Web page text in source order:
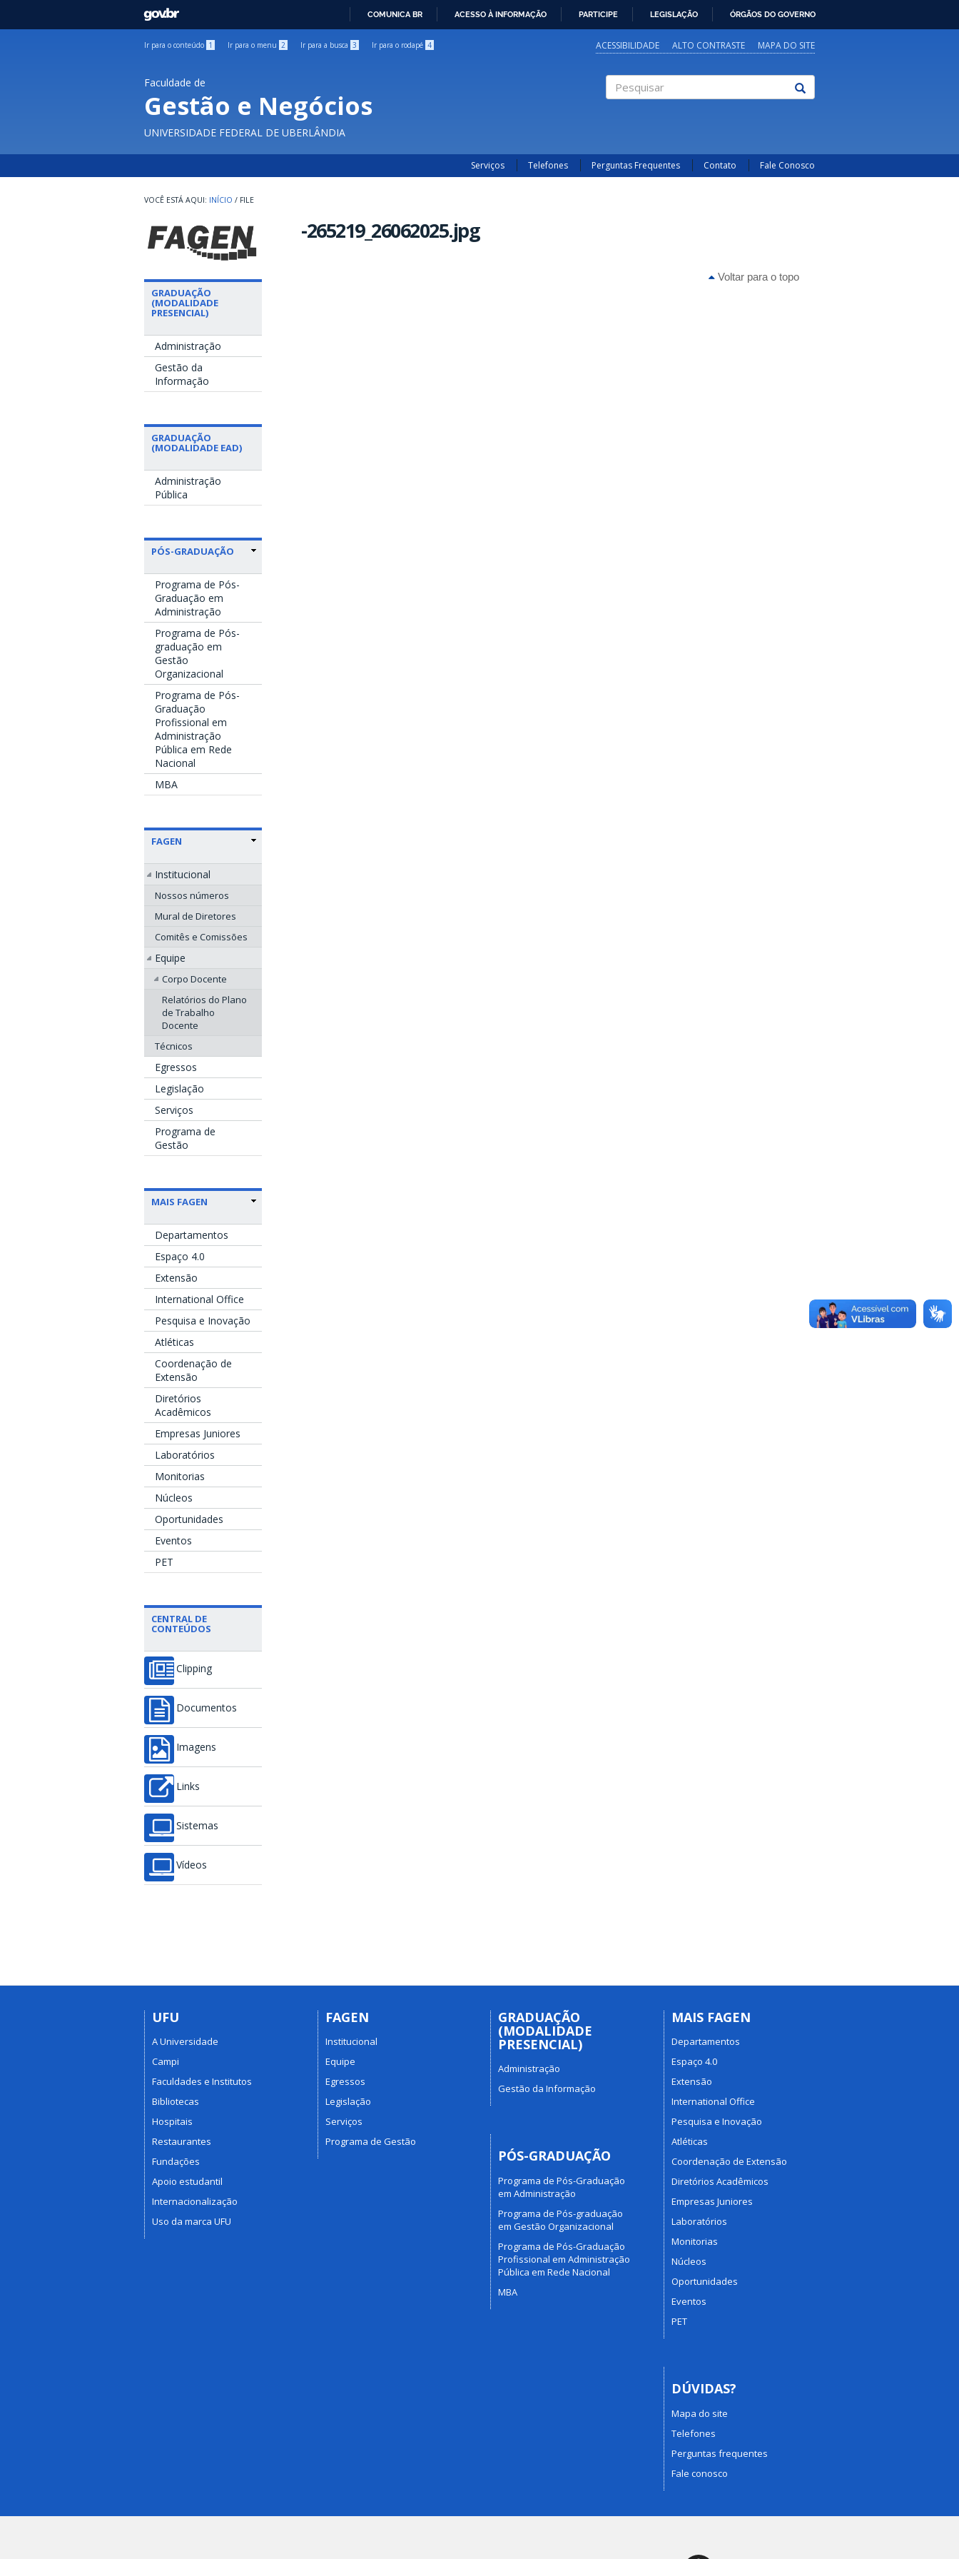
GOVBR
COMUNICA BR ACESSO À INFORMAÇÃO PARTICIPE LEGISLAÇÃO ÓRGÃOS DO GOVERNO
Ir para o conteúdo 1 Ir para o menu 2 Ir para a busca 3 Ir para o rodapé 4 ACESSIBILIDADE ALTO CONTRASTE MAPA DO SITE
Faculdade de
Gestão e Negócios
UNIVERSIDADE FEDERAL DE UBERLÂNDIA
Serviços Telefones Perguntas Frequentes Contato Fale Conosco
INÍCIO / FILE
GRADUAÇÃO
(MODALIDADE
PRESENCIAL)
Administração
Gestão da
Informação
GRADUAÇÃO
(MODALIDADE EAD)
Administração
Pública
PÓS-GRADUAÇÃO
Programa de Pós-
Graduação em
Administração
Programa de Pós-
graduação em
Gestão
Organizacional
Programa de Pós-
Graduação
Profissional em
Administração
Pública em Rede
Nacional
MBA
FAGEN
Institucional
Nossos números
Mural de Diretores
Comitês e Comissões
Equipe
Corpo Docente
Relatórios do Plano
de Trabalho
Docente
Técnicos
Egressos
Legislação
Serviços
Programa de
Gestão
MAIS FAGEN
Departamentos
Espaço 4.0
Extensão
International Office
Pesquisa e Inovação
Atléticas
Coordenação de
Extensão
Diretórios
Acadêmicos
Empresas Juniores
Laboratórios
Monitorias
Núcleos
Oportunidades
Eventos
PET
CENTRAL DE
CONTEÚDOS
Clipping
Documentos
Imagens
Links
Sistemas
Vídeos
-265219_26062025.jpg
Voltar para o topo
UFU
A Universidade
Campi
Faculdades e Institutos
Bibliotecas
Hospitais
Restaurantes
Fundações
Apoio estudantil
Internacionalização
Uso da marca UFU
FAGEN
Institucional
Equipe
Egressos
Legislação
Serviços
Programa de Gestão
GRADUAÇÃO
(MODALIDADE
PRESENCIAL)
Administração
Gestão da Informação
PÓS-GRADUAÇÃO
Programa de Pós-Graduação
em Administração
Programa de Pós-graduação
em Gestão Organizacional
Programa de Pós-Graduação
Profissional em Administração
Pública em Rede Nacional
MBA
MAIS FAGEN
Departamentos
Espaço 4.0
Extensão
International Office
Pesquisa e Inovação
Atléticas
Coordenação de Extensão
Diretórios Acadêmicos
Empresas Juniores
Laboratórios
Monitorias
Núcleos
Oportunidades
Eventos
PET
DÚVIDAS?
Mapa do site
Telefones
Perguntas frequentes
Fale conosco